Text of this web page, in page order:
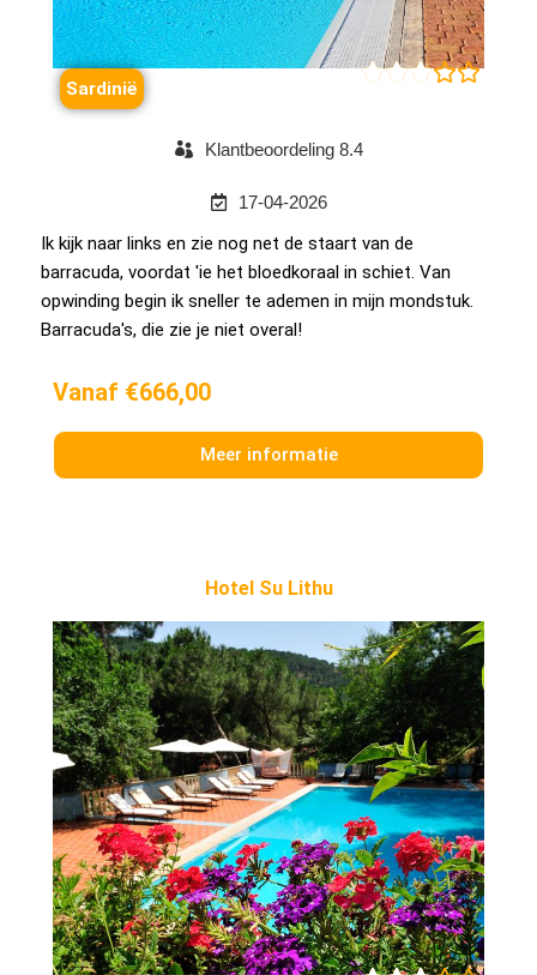

Sardinië
Klantbeoordeling 8.4
17-04-2026
Ik kijk naar links en zie nog net de staart van de
barracuda, voordat 'ie het bloedkoraal in schiet. Van
opwinding begin ik sneller te ademen in mijn mondstuk.
Barracuda's, die zie je niet overal!
Vanaf €666,00
Meer informatie
Hotel Su Lithu